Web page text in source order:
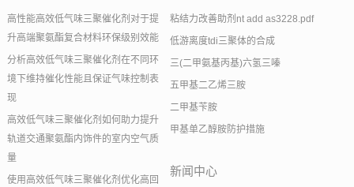
高性能高效低气味三聚催化剂对于提
升高端聚氨酯复合材料环保级别效能
分析高效低气味三聚催化剂在不同环
境下维持催化性能且保证气味控制表
现
高效低气味三聚催化剂如何助力提升
轨道交通聚氨酯内饰件的室内空气质
量
使用高效低气味三聚催化剂优化高回
粘结力改善助剂nt add as3228.pdf
低游离度tdi三聚体的合成
三(二甲氨基丙基)六氢三嗪
五甲基二乙烯三胺
二甲基苄胺
甲基单乙醇胺防护措施
新闻中心